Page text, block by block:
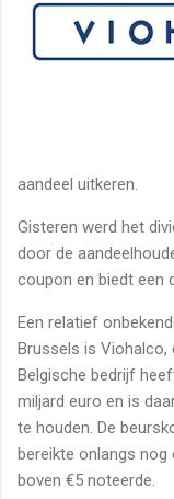
aandeel uitkeren.
Gisteren werd het
door de
coupon en biedt een
Een relatief
Brussels is
Belgische bedrijf
miljard euro en is
te houden. De
bereikte onlangs
boven €5 noteerde.